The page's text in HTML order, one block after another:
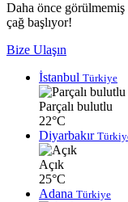
Daha önce
çağ başlıyor!
Bize Ulaşın
İstanbul Türkiye
Parçalı bulutlu
22°C
Diyarbakır
Açık
25°C
Adana Türkiye